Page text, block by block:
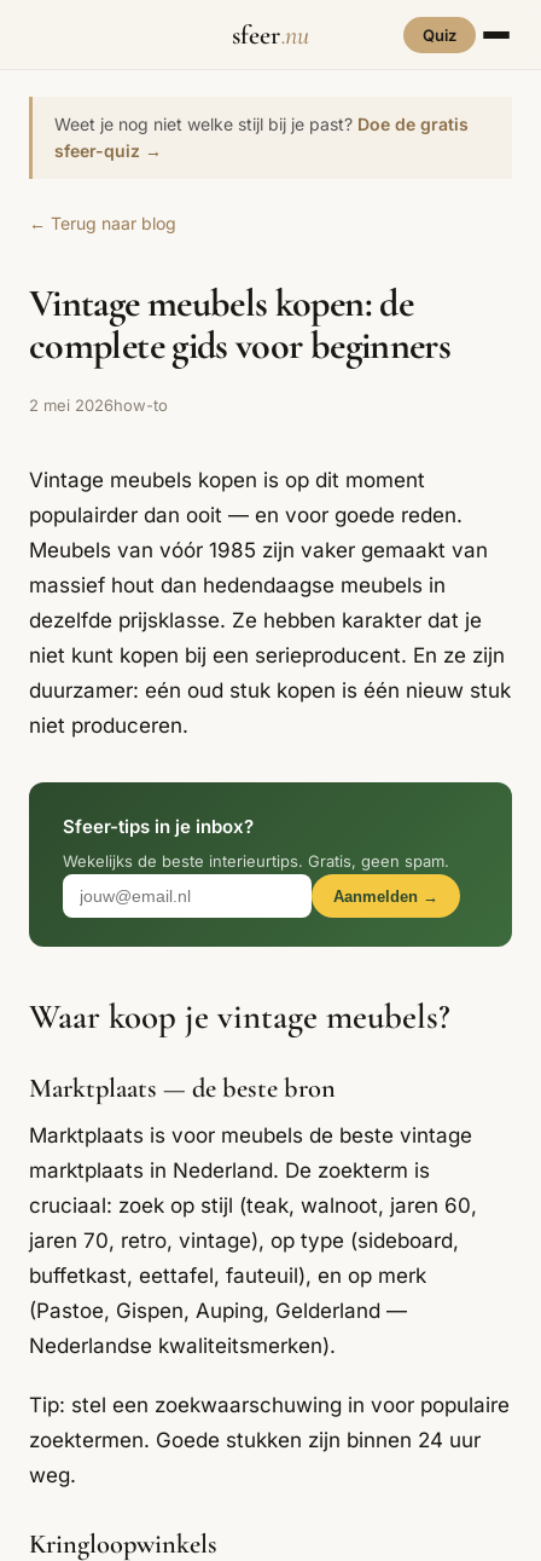
sfeer.nu Quiz
INTERIEURSTIJLEN
Biophilic
Interieur
Brutalisme Coastal
Comfort
Dopamine
Grandmillennial Healing Home Hygge
Industrial
Italiaans
Design
Japandi
Japans Zen Maximalistisch Mediterraans
Midcentury
Modern
Modern
Klassiek
Modern
Landelijk
Moody
Modern
Scandinavisch Wabi-Sabi
RUIMTES
Badkamer Werkkamer
Kinderkamer
Weet je nog niet welke stijl bij je past? Doe de gratis
sfeer-quiz →
← Terug naar blog
Vintage meubels kopen: de
complete gids voor beginners
2 mei 2026how-to
Vintage meubels kopen is op dit moment
populairder dan ooit — en voor goede reden.
Meubels van vóór 1985 zijn vaker gemaakt van
massief hout dan hedendaagse meubels in
dezelfde prijsklasse. Ze hebben karakter dat je
niet kunt kopen bij een serieproducent. En ze zijn
duurzamer: eén oud stuk kopen is één nieuw stuk
niet produceren.
Sfeer-tips in je inbox?
Wekelijks de beste interieurtips. Gratis, geen spam.
Aanmelden →
Waar koop je vintage meubels?
Marktplaats — de beste bron
Marktplaats is voor meubels de beste vintage
marktplaats in Nederland. De zoekterm is
cruciaal: zoek op stijl (teak, walnoot, jaren 60,
jaren 70, retro, vintage), op type (sideboard,
buffetkast, eettafel, fauteuil), en op merk
(Pastoe, Gispen, Auping, Gelderland —
Nederlandse kwaliteitsmerken).
Tip: stel een zoekwaarschuwing in voor populaire
zoektermen. Goede stukken zijn binnen 24 uur
weg.
Kringloopwinkels